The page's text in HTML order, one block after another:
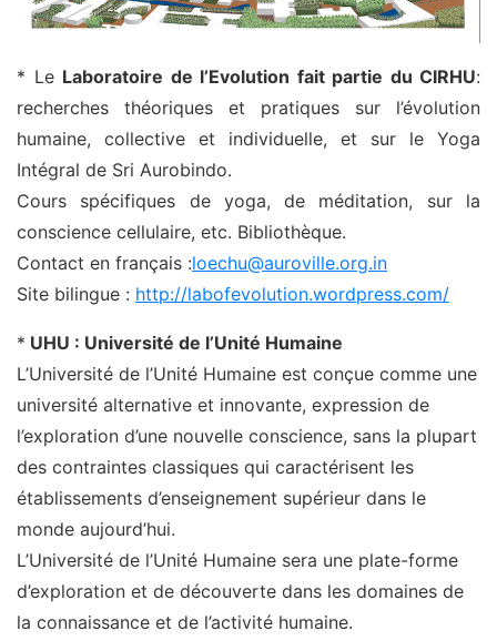
* Le Laboratoire de l’Evolution fait partie du CIRHU:
recherches théoriques et pratiques sur l’évolution
humaine, collective et individuelle, et sur le Yoga
Intégral de Sri Aurobindo.
Cours spécifiques de yoga, de méditation, sur la
conscience cellulaire, etc. Bibliothèque.
Contact en français :loechu@auroville.org.in
Site bilingue : http://labofevolution.wordpress.com/
* UHU : Université de l’Unité Humaine
L’Université de l’Unité Humaine est conçue comme une
université alternative et innovante, expression de
l’exploration d’une nouvelle conscience, sans la plupart
des contraintes classiques qui caractérisent les
établissements d’enseignement supérieur dans le
monde aujourd’hui.
L’Université de l’Unité Humaine sera une plate-forme
d’exploration et de découverte dans les domaines de
la connaissance et de l’activité humaine.